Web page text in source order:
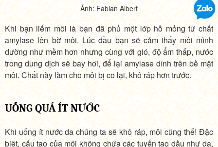
Ảnh: Fabian Albert
Khi bạn liếm môi là bạn đã phủ một lớp hồ mỏng từ chất
amylase lên bờ môi. Lúc đầu bạn sẽ cảm thấy môi mình
dường như mềm hơn nhưng cùng với gió, độ ẩm thấp, nước
trong dung dịch sẽ bay hơi, để lại amylase dính trên bề mặt
môi. Chất này làm cho môi bị co lại, khô ráp hơn trước.
UỐNG QUÁ ÍT NƯỚC
Khi uống ít nước da chúng ta sẽ khô ráp, môi cũng thế! Đặc
biệt, cấu tạo của môi không chứa các tuyến tạo dầu như da,